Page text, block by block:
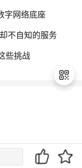
字网络底座
不自知的服务
些挑战